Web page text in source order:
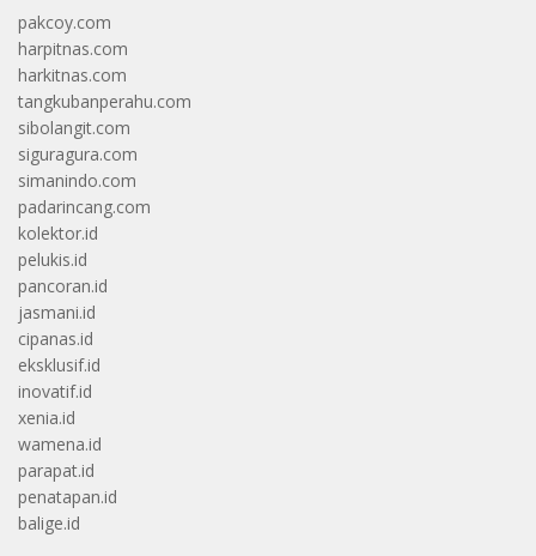
pakcoy.com
harpitnas.com
harkitnas.com
tangkubanperahu.com
sibolangit.com
siguragura.com
simanindo.com
padarincang.com
kolektor.id
pelukis.id
pancoran.id
jasmani.id
cipanas.id
eksklusif.id
inovatif.id
xenia.id
wamena.id
parapat.id
penatapan.id
balige.id